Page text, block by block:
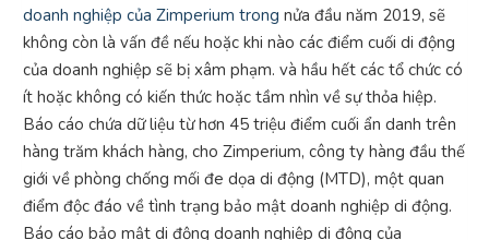
doanh nghiệp của Zimperium trong nửa đầu năm 2019, sẽ
không còn là vấn đề nếu hoặc khi nào các điểm cuối di động
của doanh nghiệp sẽ bị xâm phạm. và hầu hết các tổ chức có
ít hoặc không có kiến ​​thức hoặc tầm nhìn về sự thỏa hiệp.
Báo cáo chứa dữ liệu từ hơn 45 triệu điểm cuối ẩn danh trên
hàng trăm khách hàng, cho Zimperium, công ty hàng đầu thế
giới về phòng chống mối đe dọa di động (MTD), một quan
điểm độc đáo về tình trạng bảo mật doanh nghiệp di động.
Báo cáo bảo mật di động doanh nghiệp di động của